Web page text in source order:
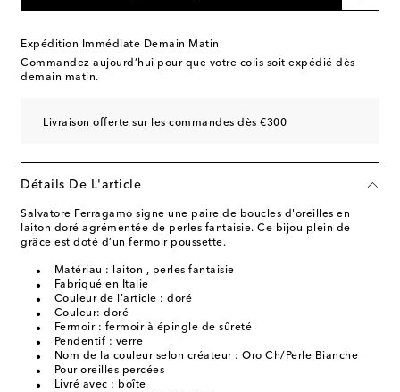
Expédition Immédiate Demain Matin
Commandez aujourd’hui pour que votre colis soit expédié dès
demain matin.
Livraison offerte sur les commandes dès €300
Détails De L'article
Salvatore Ferragamo signe une paire de boucles d'oreilles en
laiton doré agrémentée de perles fantaisie. Ce bijou plein de
grâce est doté d’un fermoir poussette.
Matériau : laiton , perles fantaisie
Fabriqué en Italie
Couleur de l'article : doré
Couleur: doré
Fermoir : fermoir à épingle de sûreté
Pendentif : verre
Nom de la couleur selon créateur : Oro Ch/Perle Bianche
Pour oreilles percées
Livré avec : boîte